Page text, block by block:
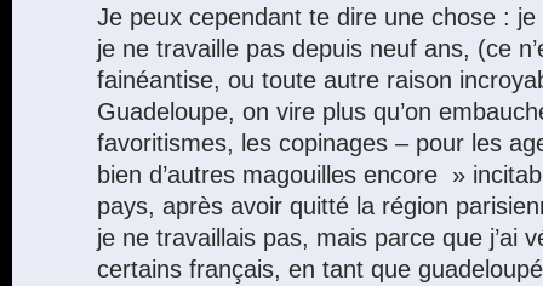
Je peux cependant te dire une chose :
je ne travaille pas depuis neuf ans, (ce
fainéantise, ou toute autre raison
Guadeloupe, on vire plus qu’on
favoritismes, les copinages – pour les
bien d’autres magouilles encore »
pays, après avoir quitté la région
je ne travaillais pas, mais parce que j’ai
certains français, en tant que